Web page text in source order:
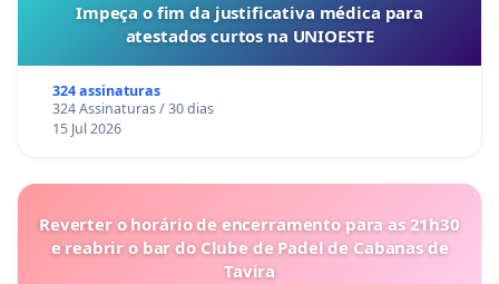
Impeça o fim da justificativa médica para
atestados curtos na UNIOESTE
324 assinaturas
324 Assinaturas / 30 dias
15 Jul 2026
Reverter o horário de encerramento para as 21h30
e reabrir o bar do Clube de Padel de Cabanas de
Tavira